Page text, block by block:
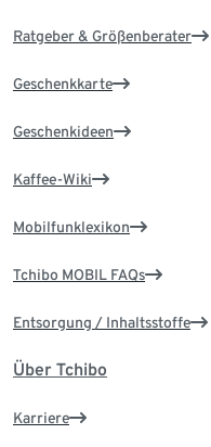
Ratgeber & Größenberater
Geschenkkarte
Geschenkideen
Kaffee-Wiki
Mobilfunklexikon
Tchibo MOBIL FAQs
Entsorgung / Inhaltsstoffe
Über Tchibo
Karriere